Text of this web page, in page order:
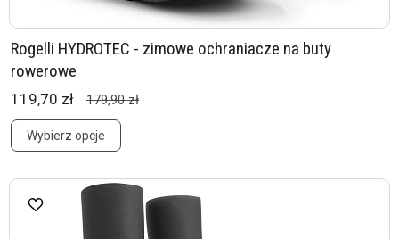
Rogelli HYDROTEC - zimowe ochraniacze na buty
rowerowe
119,70 zł 179,90 zł
Wybierz opcje